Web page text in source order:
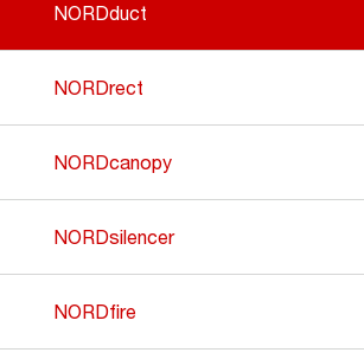
NORDduct
NORDrect
NORDcanopy
NORDsilencer
NORDfire